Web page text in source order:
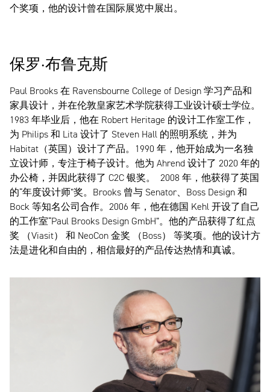
个奖项，他的设计曾在国际展览中展出。
保罗·布鲁克斯
Paul Brooks 在 Ravensbourne College of Design 学习产品和
家具设计，并在伦敦皇家艺术学院获得工业设计硕士学位。
1983 年毕业后，他在 Robert Heritage 的设计工作室工作，
为 Philips 和 Lita 设计了 Steven Hall 的照明系统，并为
Habitat（英国）设计了产品。1990 年，他开始成为一名独
立设计师，专注于椅子设计。他为 Ahrend 设计了 2020 年的
办公椅，并因此获得了 C2C 银奖。 2008 年，他获得了英国
的“年度设计师”奖。Brooks 曾与 Senator、Boss Design 和
Bock 等知名公司合作。2006 年，他在德国 Kehl 开设了自己
的工作室“Paul Brooks Design GmbH”。他的产品获得了红点
奖 （Viasit） 和 NeoCon 金奖 （Boss） 等奖项。他的设计方
法是进化和自由的，相信最好的产品传达热情和真诚。